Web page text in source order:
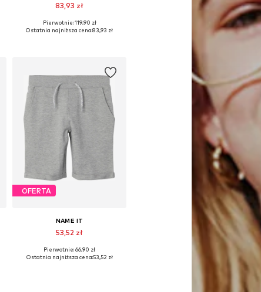
83,93 zł
Dostępne w różnych rozmiarach
Pierwotnie: 119,90 zł
Ostatnia najniższa cena:83,93 zł
OFERTA
NAME IT
53,52 zł
Dostępne w różnych rozmiarach
Pierwotnie: 66,90 zł
Ostatnia najniższa cena:53,52 zł